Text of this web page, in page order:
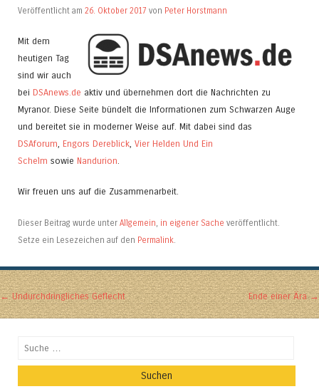
Veröffentlicht am 26. Oktober 2017 von Peter Horstmann
Mit dem
heutigen Tag
sind wir auch
bei DSAnews.de aktiv und übernehmen dort die Nachrichten zu
Myranor. Diese Seite bündelt die Informationen zum Schwarzen Auge
und bereitet sie in moderner Weise auf. Mit dabei sind das
DSAforum, Engors Dereblick, Vier Helden Und Ein
Schelm sowie Nandurion.
Wir freuen uns auf die Zusammenarbeit.
Dieser Beitrag wurde unter Allgemein in eigener Sache veröffentlicht.
Setze ein Lesezeichen auf den Permalink
Artikel-Navigation
←Undurchdringliches Geflecht Ende einer Ära→
Suchen